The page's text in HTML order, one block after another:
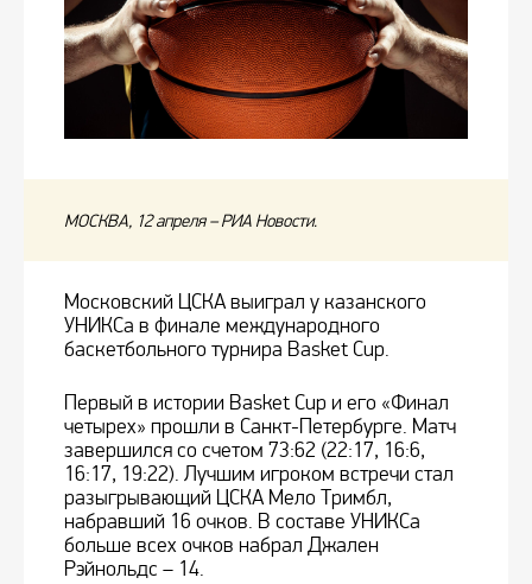
МОСКВА, 12 апреля – РИА Новости.
Московский ЦСКА выиграл у казанского
УНИКСа в финале международного
баскетбольного турнира Basket Cup.
Первый в истории Basket Cup и его «Финал
четырех» прошли в Санкт-Петербурге. Матч
завершился со счетом 73:62 (22:17, 16:6,
16:17, 19:22). Лучшим игроком встречи стал
разыгрывающий ЦСКА Мело Тримбл,
набравший 16 очков. В составе УНИКСа
больше всех очков набрал Джален
Рэйнольдс – 14.